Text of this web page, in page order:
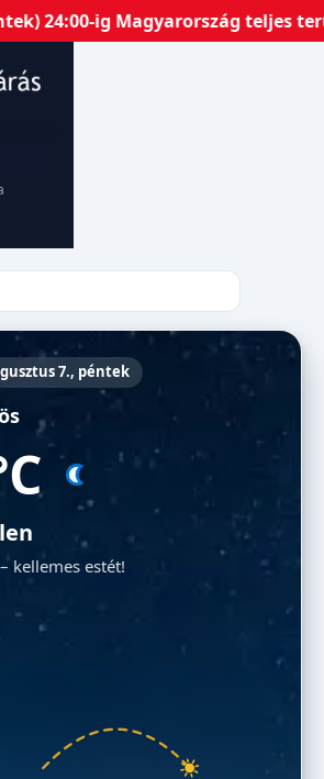
ig Magyarország teljes
7., péntek
kellemes estét!